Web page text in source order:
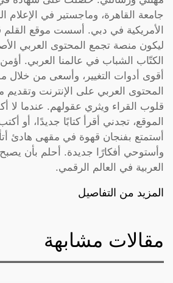
جامعة القاهرة، وماجستير في الإعلام
الأمريكية في دبي. أسست موقع
ليكون منصة تجمع المحتوى العربي
الكتّاب الشباب في عالمنا العربي.
أقوى أدوات التغيير، وأسعى من خلال
المحتوى العربي على الإنترنت
قلوب القراء ويثري عقولهم. عندما لا
الموقع، تجدني أقرأ كتابًا جديدًا، أو
أستمتع بفنجان قهوة في مقهى هادئ
وأستوحي أفكارًا جديدة. أحلم بأن يصبح
العربية في العالم الرقمي.
المزيد من التفاصيل
مقالات مشابهة